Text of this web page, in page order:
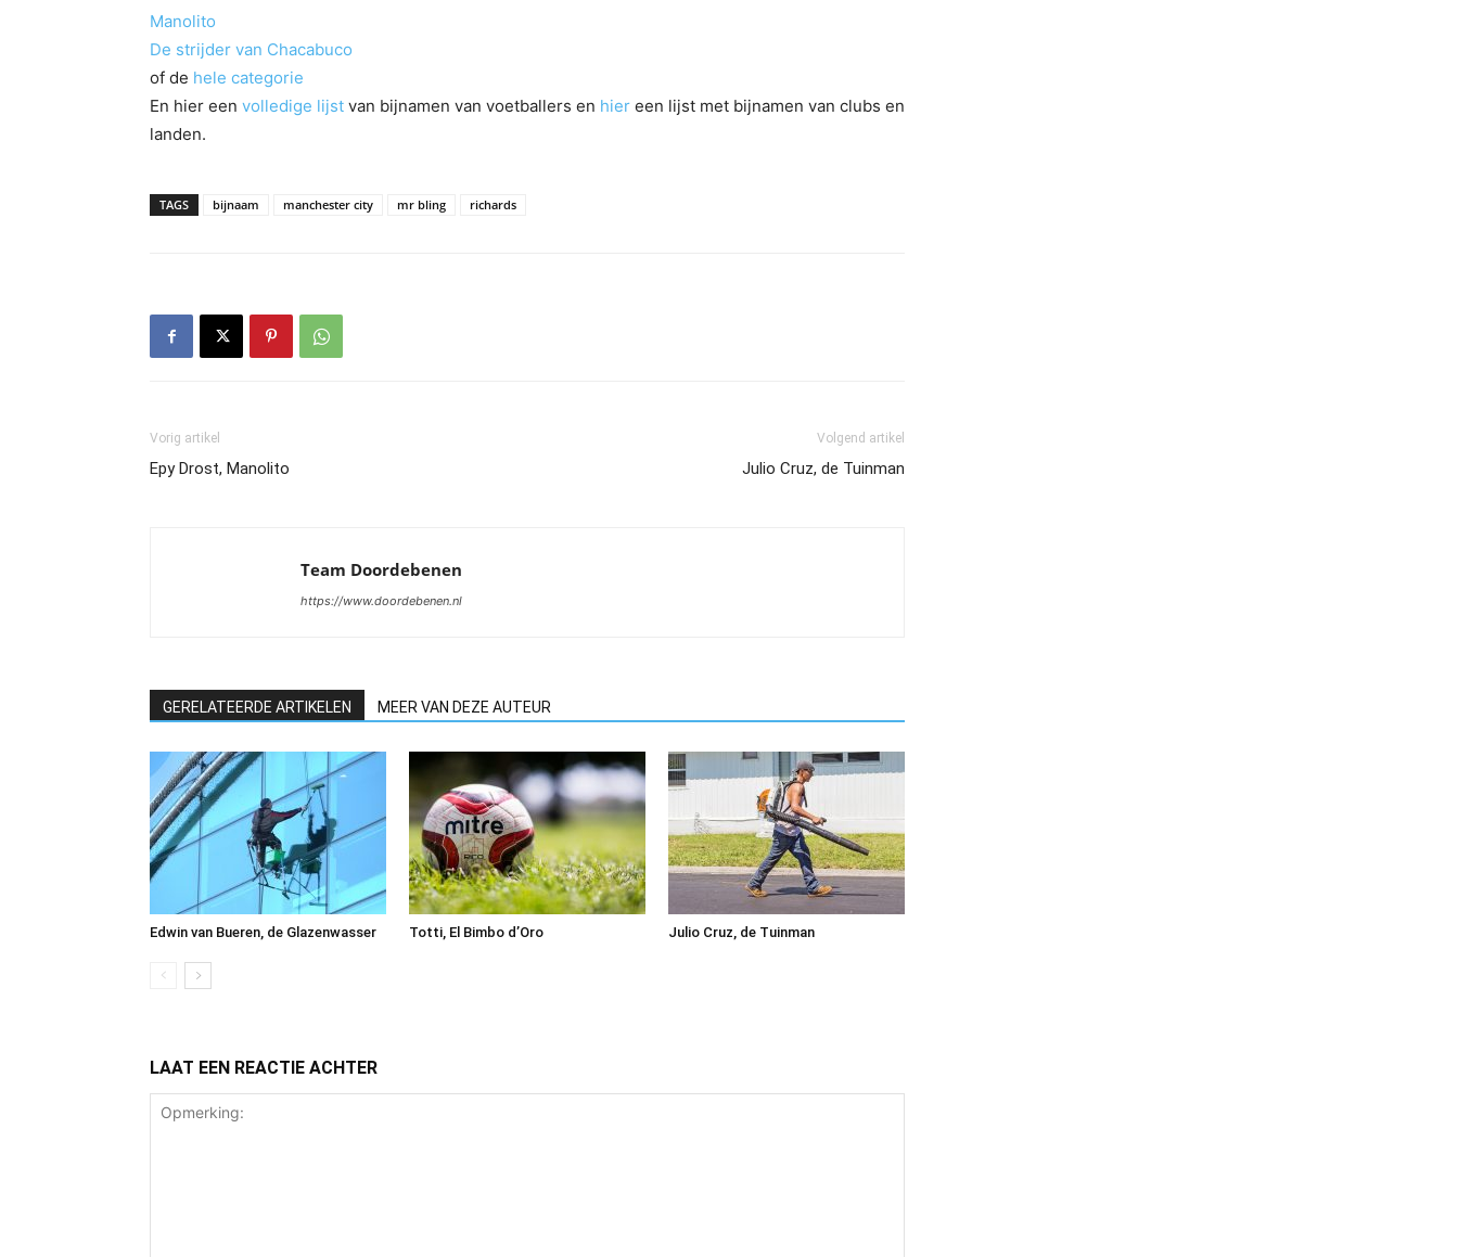
Manolito
De strijder van Chacabuco
of de hele categorie
En hier een volledige lijst van bijnamen van voetballers en hier een lijst met bijnamen van clubs en
landen.
TAGS bijnaam manchester city mr bling richards
Vorig artikel
Epy Drost, Manolito
Volgend artikel
Julio Cruz, de Tuinman
Team Doordebenen
https://www.doordebenen.nl
GERELATEERDE ARTIKELEN MEER VAN DEZE AUTEUR
Edwin van Bueren, de Glazenwasser Totti, El Bimbo d’Oro Julio Cruz, de Tuinman
LAAT EEN REACTIE ACHTER